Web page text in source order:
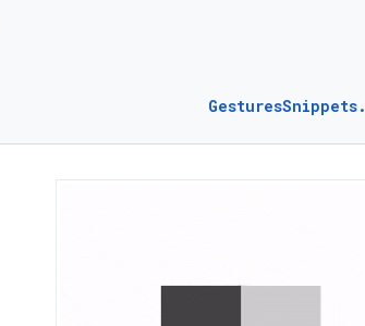
GesturesSnippets.